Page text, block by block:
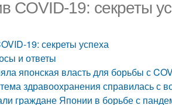
COVID-19: секреты
19: секреты успеха
и ответы
японская власть для борьбы с
здравоохранения справилась с
граждане Японии в борьбе с